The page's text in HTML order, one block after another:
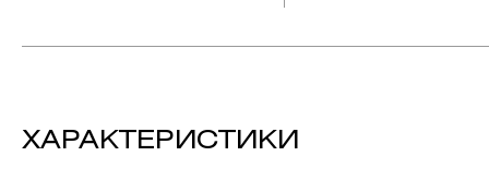
ХАРАКТЕРИСТИКИ